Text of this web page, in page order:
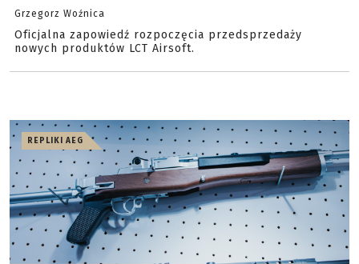
Grzegorz Woźnica
Oficjalna zapowiedź rozpoczęcia przedsprzedaży
nowych produktów LCT Airsoft.
REPLIKI AEG